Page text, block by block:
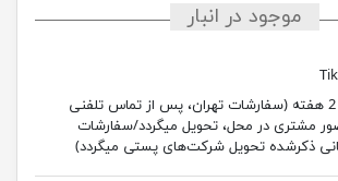
موجود در انبار
حداکثر 2 هفته (سفارشات تهران، پس از تماس تلفنی
مشتری در محل، تحویل میگردد/سفارشات
ذکرشده تحویل شرکت‌های پستی میگردد)